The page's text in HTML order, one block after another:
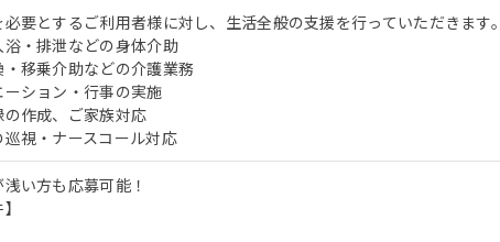
要とするご利用者様に対し、生活全般の支援を行っていただきます。
浴・排泄などの身体介助
・移乗介助などの介護業務
ーション・行事の実施
の作成、ご家族対応
巡視・ナースコール対応
い方も応募可能！